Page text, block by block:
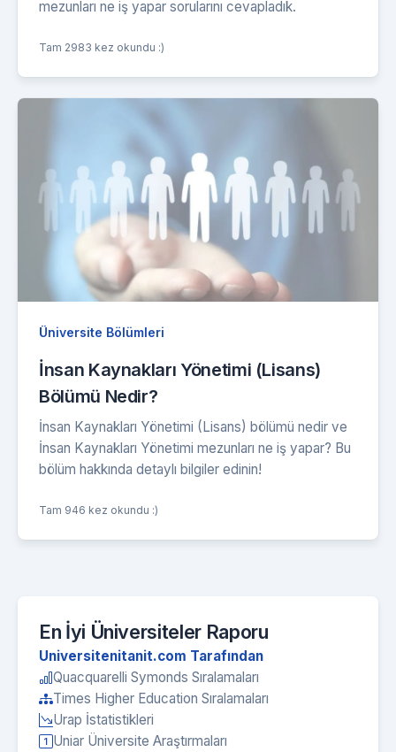
mezunları ne iş yapar sorularını cevapladık.
Tam 2983 kez okundu :)
Üniversite Bölümleri
İnsan Kaynakları Yönetimi (Lisans)
Bölümü Nedir?
İnsan Kaynakları Yönetimi (Lisans) bölümü nedir ve
İnsan Kaynakları Yönetimi mezunları ne iş yapar? Bu
bölüm hakkında detaylı bilgiler edinin!
Tam 946 kez okundu :)
En İyi Üniversiteler Raporu
Universitenitanit.com Tarafından
Quacquarelli Symonds Sıralamaları
Times Higher Education Sıralamaları
Urap İstatistikleri
Uniar Üniversite Araştırmaları